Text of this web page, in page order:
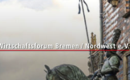
Bremen/Nordwest e.V.